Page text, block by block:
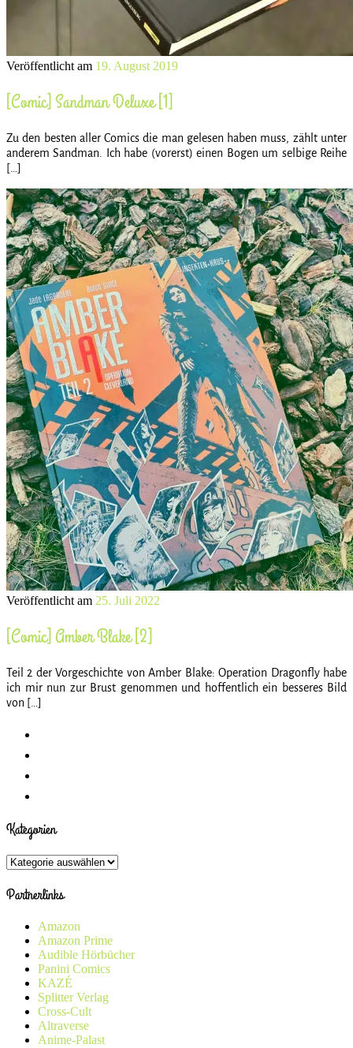
Veröffentlicht am 19. August 2019
[Comic] Sandman Deluxe [1]
Zu den besten aller Comics die man gelesen haben muss, zählt unter
anderem Sandman. Ich habe (vorerst) einen Bogen um selbige Reihe
[…]
Veröffentlicht am 25. Juli 2022
[Comic] Amber Blake [2]
Teil 2 der Vorgeschichte von Amber Blake: Operation Dragonfly habe
ich mir nun zur Brust genommen und hoffentlich ein besseres Bild
von […]
Kategorien
Kategorien
Partnerlinks
Amazon
Amazon Prime
Audible Hörbücher
Panini Comics
KAZÉ
Splitter Verlag
Cross-Cult
Altraverse
Anime-Palast